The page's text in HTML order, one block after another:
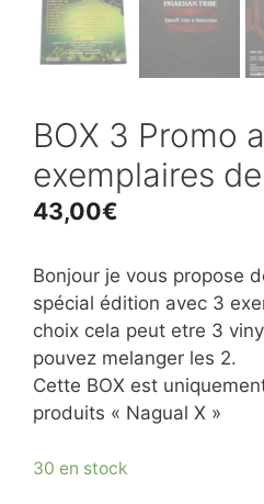
BOX 3 Promo
exemplaires
43,00€
Bonjour je vous propose
spécial édition avec 3
choix cela peut etre 3
pouvez melanger les 2.
Cette BOX est
produits « Nagual X »
30 en stock